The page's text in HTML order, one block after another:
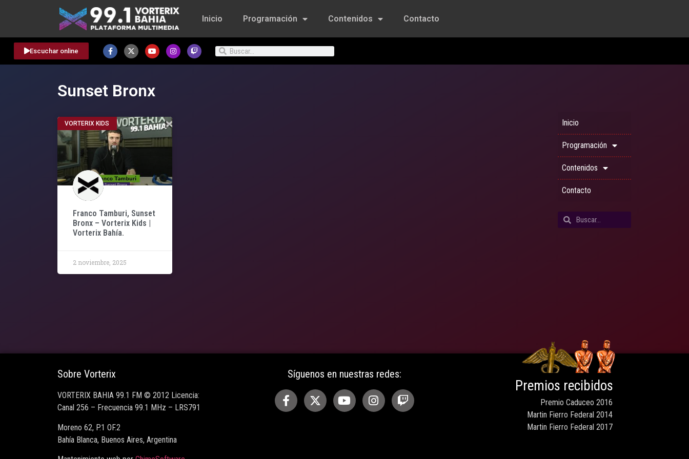
Inicio Programación Contenidos Contacto
Escuchar online
Sunset Bronx
VORTERIX KIDS
Franco Tamburi, Sunset
Bronx – Vorterix Kids |
Vorterix Bahía.
2 noviembre, 2025
Inicio
Programación
Contenidos
Contacto
Sobre Vorterix
VORTERIX BAHIA 99.1 FM © 2012 Licencia:
Canal 256 – Frecuencia 99.1 MHz – LRS791
Moreno 62, P.1 OF.2
Bahía Blanca, Buenos Aires, Argentina
Síguenos en nuestras redes:
Premios recibidos
Premio Caduceo 2016
Martin Fierro Federal 2014
Martin Fierro Federal 2017